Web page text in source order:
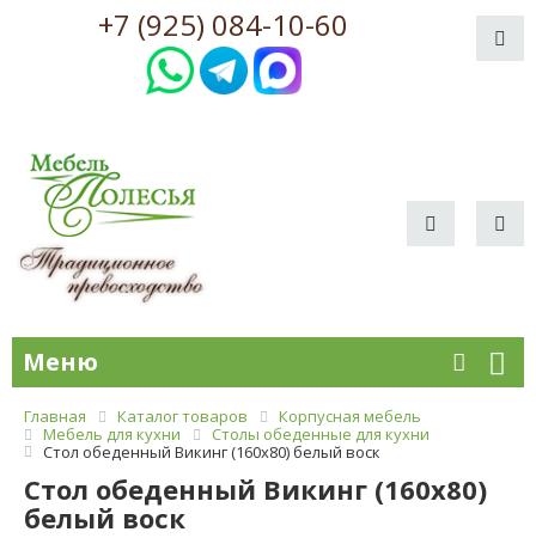
+7 (925) 084-10-60
Меню
Главная Каталог товаров
Корпусная мебель
Мебель для кухни
Столы обеденные для кухни
Стол обеденный Викинг (160х80) белый воск
Стол обеденный Викинг (160х80)
белый воск